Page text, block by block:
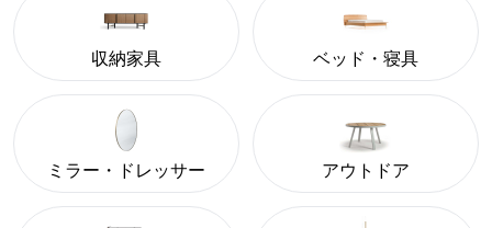
収納家具 ベッド・寝具
ミラー・ドレッサー アウトドア